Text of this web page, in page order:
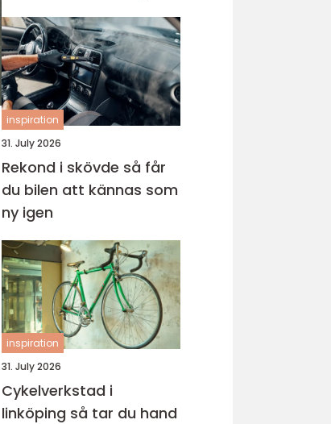
inspiration
31. July 2026
Rekond i skövde så får
du bilen att kännas som
ny igen
inspiration
31. July 2026
Cykelverkstad i
linköping så tar du hand